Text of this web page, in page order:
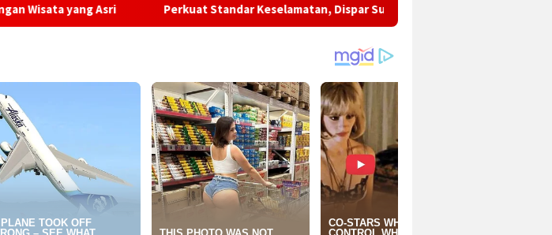
Perkuat Standar Keselamatan, Dispar Sukabumi Dorong SDM Pariwisata Semakin